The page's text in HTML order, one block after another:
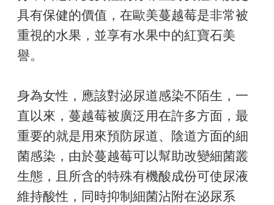
具有保健的價值，在歐美蔓越莓是非常被
重視的水果，並享有水果中的紅寶石美
譽。
身為女性，應該對泌尿道感染不陌生，一
直以來，蔓越莓被廣泛用在許多方面，最
重要的就是用來預防尿道、陰道方面的細
菌感染，由於蔓越莓可以幫助改變細菌叢
生態，且所含的特殊有機酸成份可使尿液
維持酸性，同時抑制細菌沾附在泌尿系